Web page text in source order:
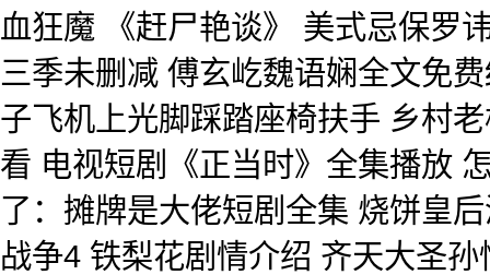
血狂魔 《赶尸艳谈》 美式忌保罗
三季未删减 傅玄屹魏语娴全文免
子飞机上光脚踩踏座椅扶手 乡村
看 电视短剧《正当时》全集播放
了：摊牌是大佬短剧全集 烧饼皇
战争4 铁梨花剧情介绍 齐天大圣